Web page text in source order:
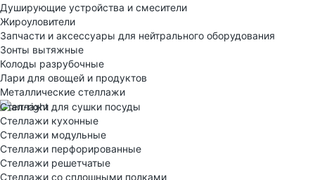
Душирующие устройства и смесители
Жироуловители
Запчасти и аксессуары для нейтрального оборудования
Зонты вытяжные
Колоды разрубочные
Лари для овощей и продуктов
Металлические стеллажи
Стеллажи для сушки посуды
Стеллажи кухонные
Стеллажи модульные
Стеллажи перфорированные
Стеллажи решетчатые
Стеллажи со сплошными полками